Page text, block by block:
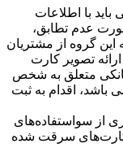
با اطلاعات
عدم تطابق،
این گروه از مشتریان
تصویر کارت
متعلق به شخص
باشد، اقدام به ثبت
از سواستفاده‌های
کارت‌های سرقت شده